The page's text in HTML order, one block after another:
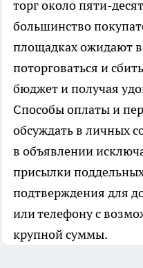
торг около пяти-
большинство
площадках ожидают
поторговаться и
бюджет и получая
Способы оплаты и
обсуждать в личных
в объявлении
присылки
подтверждения для
или телефону с
крупной суммы.